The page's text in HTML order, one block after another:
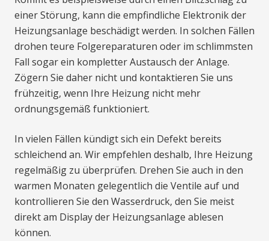
einer Störung, kann die empfindliche Elektronik der
Heizungsanlage beschädigt werden. In solchen Fällen
drohen teure Folgereparaturen oder im schlimmsten
Fall sogar ein kompletter Austausch der Anlage.
Zögern Sie daher nicht und kontaktieren Sie uns
frühzeitig, wenn Ihre Heizung nicht mehr
ordnungsgemäß funktioniert.
In vielen Fällen kündigt sich ein Defekt bereits
schleichend an. Wir empfehlen deshalb, Ihre Heizung
regelmäßig zu überprüfen. Drehen Sie auch in den
warmen Monaten gelegentlich die Ventile auf und
kontrollieren Sie den Wasserdruck, den Sie meist
direkt am Display der Heizungsanlage ablesen
können.